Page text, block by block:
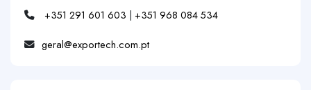
+351 291 601 603 | +351 968 084 534
geral@exportech.com.pt